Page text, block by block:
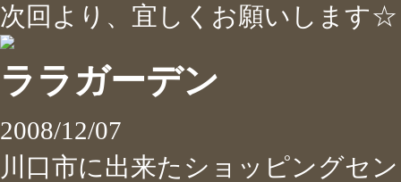
次回より、宜しくお願いしま
ララガーデン
2008/12/07
川口市に出来たショッピングセ